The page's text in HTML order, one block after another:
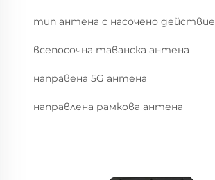
тип антена с насочено действие
всепосочна таванска антена
направена 5G антена
направлена рамкова антена